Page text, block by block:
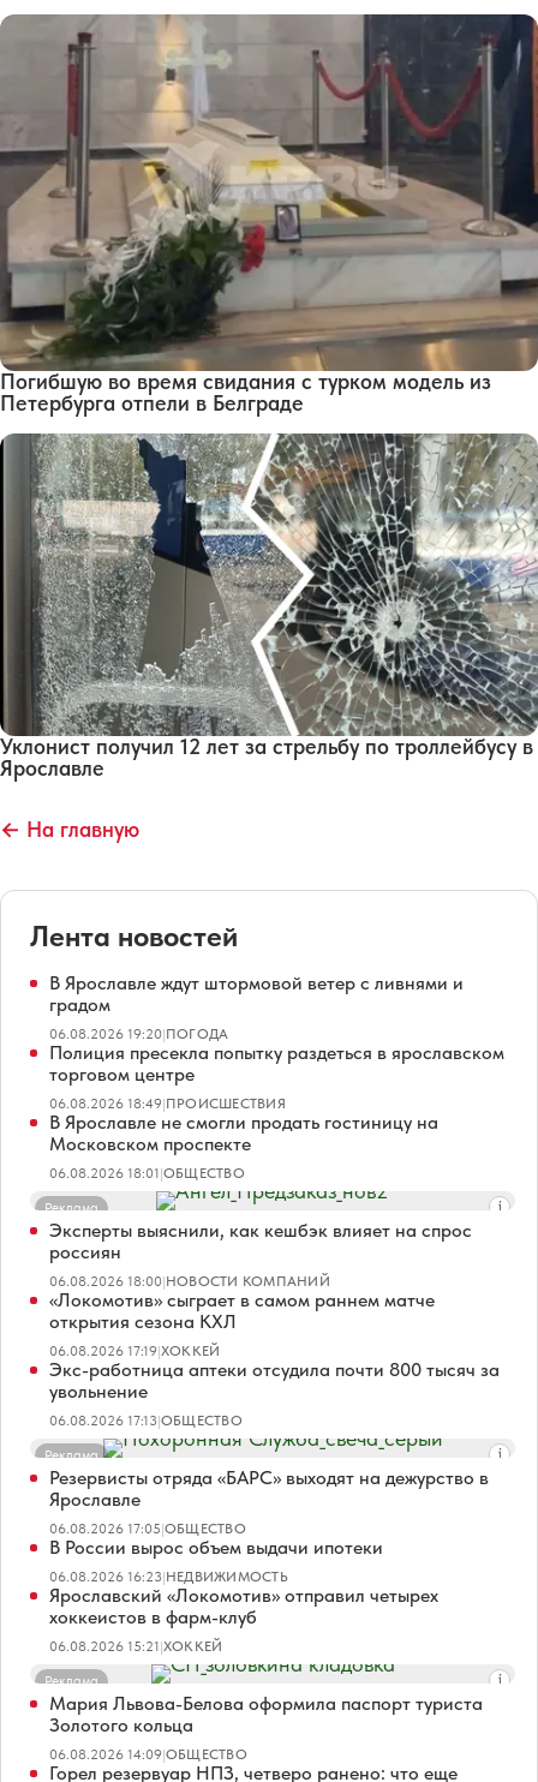
Погибшую во время свидания с турком модель из
Петербурга отпели в Белграде
Уклонист получил 12 лет за стрельбу по троллейбусу в
Ярославле
← На главную
Лента новостей
В Ярославле ждут штормовой ветер с ливнями и
градом
06.08.2026 19:20|ПОГОДА
Полиция пресекла попытку раздеться в ярославском
торговом центре
06.08.2026 18:49|ПРОИСШЕСТВИЯ
В Ярославле не смогли продать гостиницу на
Московском проспекте
06.08.2026 18:01|ОБЩЕСТВО
Реклама
Эксперты выяснили, как кешбэк влияет на спрос
россиян
06.08.2026 18:00|НОВОСТИ КОМПАНИЙ
«Локомотив» сыграет в самом раннем матче
открытия сезона КХЛ
06.08.2026 17:19|ХОККЕЙ
Экс-работница аптеки отсудила почти 800 тысяч за
увольнение
06.08.2026 17:13|ОБЩЕСТВО
Реклама
Резервисты отряда «БАРС» выходят на дежурство в
Ярославле
06.08.2026 17:05|ОБЩЕСТВО
В России вырос объем выдачи ипотеки
06.08.2026 16:23|НЕДВИЖИМОСТЬ
Ярославский «Локомотив» отправил четырех
хоккеистов в фарм-клуб
06.08.2026 15:21|ХОККЕЙ
Реклама
Мария Львова-Белова оформила паспорт туриста
Золотого кольца
06.08.2026 14:09|ОБЩЕСТВО
Горел резервуар НПЗ, четверо ранено: что еще